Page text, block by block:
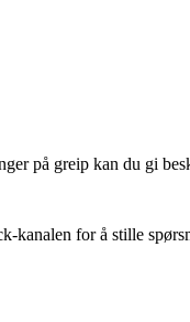
på greip kan du gi
kanalen for å stille